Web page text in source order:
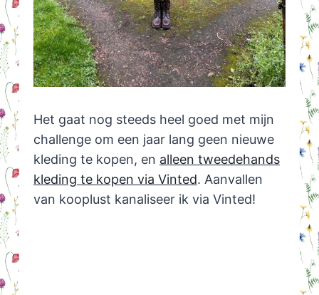
Het gaat nog steeds heel goed met mijn
challenge om een jaar lang geen nieuwe
kleding te kopen, en alleen tweedehands
kleding te kopen via Vinted. Aanvallen
van kooplust kanaliseer ik via Vinted!